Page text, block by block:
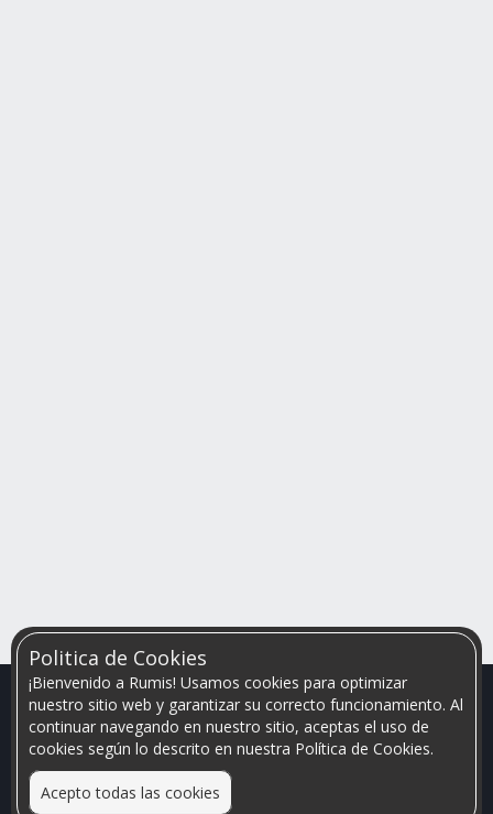
Politica de Cookies
¡Bienvenido a Rumis! Usamos cookies para optimizar
nuestro sitio web y garantizar su correcto funcionamiento. Al
continuar navegando en nuestro sitio, aceptas el uso de
cookies según lo descrito en nuestra Política de Cookies.
Acepto todas las cookies